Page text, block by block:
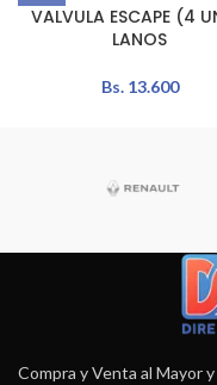
VALVULA ESCAPE (4
LANOS
Bs.13.600
Compra y Venta al Mayor